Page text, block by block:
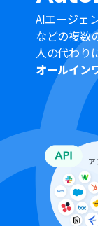
間隔を選択
プランによ
ください。
AIエージェ
などの複数
人の代わり
オールイン